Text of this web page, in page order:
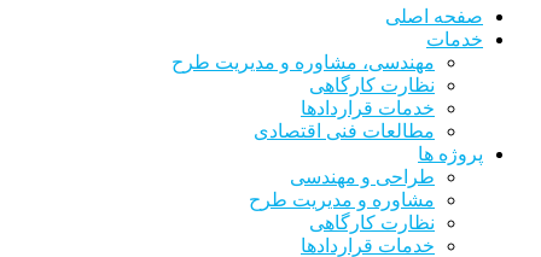
صفحه اصلی
خدمات
مهندسی، مشاوره و مدیریت طرح
نظارت کارگاهی
خدمات قراردادها
مطالعات فنی اقتصادی
پروژه ها
طراحی و مهندسی
مشاوره و مدیریت طرح
نظارت کارگاهی
خدمات قراردادها